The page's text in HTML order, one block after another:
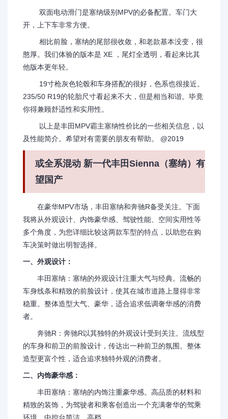
双面电动滑门是塞纳级别MPV的必备配置。车门大
开，上下车非常方便。
相比前脸，塞纳的尾部很收敛，和老款基本没变，很
憨厚。我们体验的版本是 XE ，尾灯全透明，看起来比其
他版本更年轻。
19寸枪灰色轮毂和车身搭配的很好，色系也很接近。
235/50 R19的轮胎尺寸看起来不大，但是相当和谐。毕竟
你得兼顾舒适性和实用性。
以上是丰田MPV霸主塞纳性价比的一些相关信息，以
及性能简介。希望对有需要的朋友有帮助。 @2019
或全系混动 新一代丰田Sienna（塞纳）有
望国产
在豪华MPV市场，丰田塞纳和奔驰R备受关注。下面
我将从外观设计、内饰豪华感、驾驶性能、空间实用性等
多个角度，为您详细比较这两款车型的特点，以助您在购
车决策时做出明智选择。
一、外观设计：
丰田塞纳：塞纳的外观设计注重大气与经典。流畅的
车身线条和精致的前脸设计，使其在城市道路上显得非常
稳重。整体造型大气、豪华，适合追求低调奢华感的消费
者。
奔驰R：奔驰R以其独特的外观设计受到关注。流线型
的车身和前卫的前脸设计，传达出一种前卫的氛围。整体
造型更富个性，适合追求独特外观的消费者。
二、内饰豪华感：
丰田塞纳：塞纳的内饰注重豪华感。高品质的材料和
精致的装饰，为驾驶者和乘客创造出一个充满奢华的驾乘